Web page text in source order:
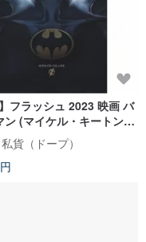
】フラッシュ 2023 映画 バ
ン (マイケル・キートン)
ー貨（ドープ）